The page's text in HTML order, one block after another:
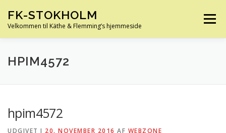
indhold
FK-STOKHOLM
Velkommen til Käthe & Flemming’s hjemmeside
Menu
HJEM OM OS
HPIM4572
hpim4572
UDGIVET I 20. NOVEMBER 2016 AF WEBZONE